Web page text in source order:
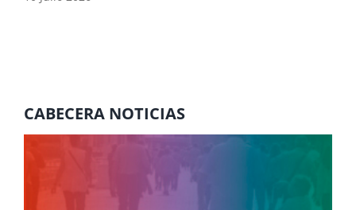
CABECERA NOTICIAS